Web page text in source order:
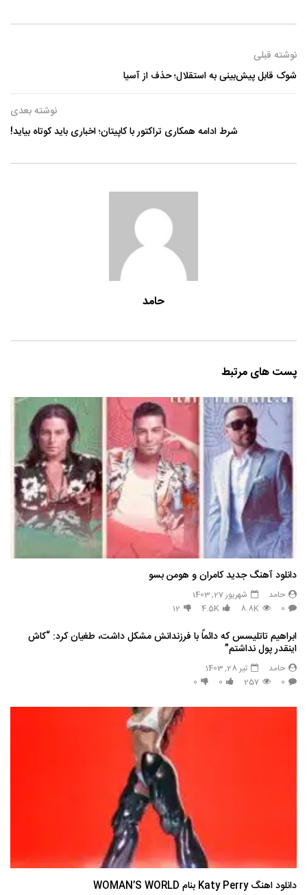
نوشته قبلی
شوک قابل پیش‌بینی به استقلال؛ حذف از آسیا
نوشته بعدی
شرط ادامه همکاری تراکتور با کاپیتان؛ اخباری باید کوتاه بیاید!
حامد
پست های مرتبط
دانلود آهنگ جدید کامران و هومن بسو
حامد
شهریور 27, 1403
0
8.8K
4.5K
12
ابراهیم تاتلیسس که دائماً با فرزندانش مشکل داشت، طغیان کرد: “کاش
اینقدر پول نداشتم”
حامد
تیر 28, 1403
0
257
0
0
دانلود اهنگ Katy Perry بنام WOMAN’S WORLD